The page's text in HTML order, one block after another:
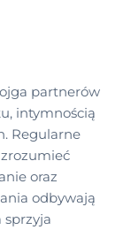
partnerów
intymnością
Regularne
oraz
odbywają